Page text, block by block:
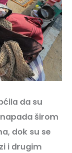
da su
širom
dok su se
i drugim